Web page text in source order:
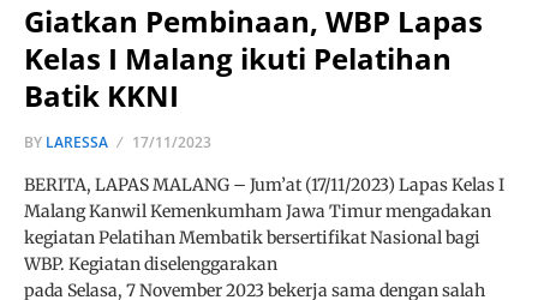
Giatkan Pembinaan, WBP Lapas
Kelas I Malang ikuti Pelatihan
Batik KKNI
BY LARESSA 17/11/2023
BERITA, LAPAS MALANG – Jum’at (17/11/2023) Lapas Kelas I
Malang Kanwil Kemenkumham Jawa Timur mengadakan
kegiatan Pelatihan Membatik bersertifikat Nasional bagi
WBP. Kegiatan diselenggarakan
pada Selasa, 7 November 2023 bekerja sama dengan salah